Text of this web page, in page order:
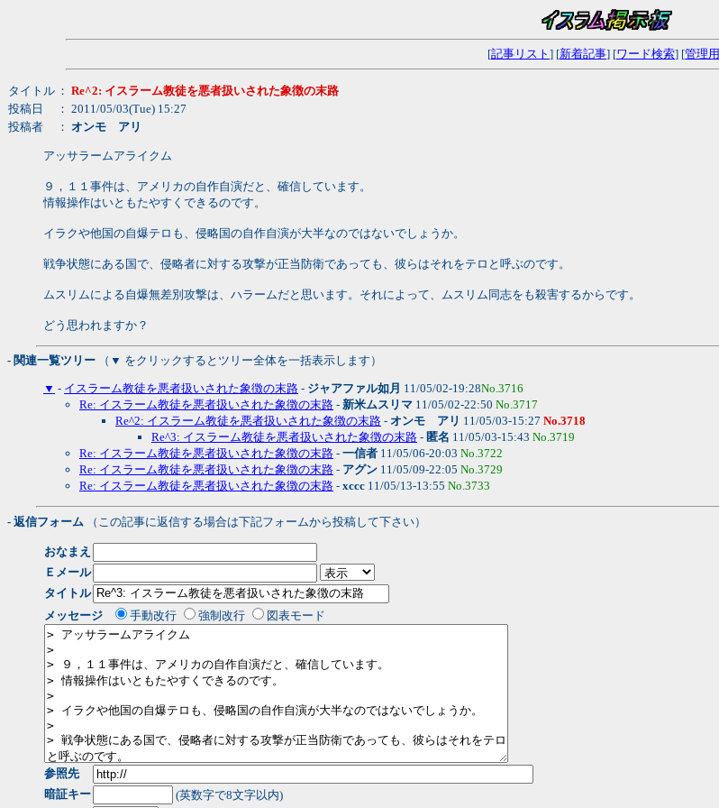
[記事リスト ] [新着記事] [ワード検索] [管理用
タイトル ： Re^2: イスラーム教徒を悪者扱いされた象徴の末路
投稿日
： 2011/05/03(Tue) 15:27
投稿者
： オンモ アリ
アッサラームアライクム
９，１１事件は、アメリカの自作自演だと、確信しています。
情報操作はいともたやすくできるのです。
イラクや他国の自爆テロも、侵略国の自作自演が大半なのではないでしょうか。
戦争状態にある国で、侵略者に対する攻撃が正当防衛であっても、彼らはそれをテロと呼ぶのです。
ムスリムによる自爆無差別攻撃は、ハラームだと思います。それによって、ムスリム同志をも殺害するからです。
どう思われますか？
- 関連一覧ツリー （▼ をクリックするとツリー全体を一括表示します）
▼ - イスラーム教徒を悪者扱いされた象徴の末路 - ジャアファル如月 11/05/02-19:28No.3716
Re: イスラーム教徒を悪者扱いされた象徴の末路 - 新米ムスリマ 11/05/02-22:50 No.3717
Re^2: イスラーム教徒を悪者扱いされた象徴の末路 - オンモ アリ 11/05/03-15:27 No.3718
Re^3: イスラーム教徒を悪者扱いされた象徴の末路 - 匿名 11/05/03-15:43 No.3719
Re: イスラーム教徒を悪者扱いされた象徴の末路 - 一信者 11/05/06-20:03 No.3722
Re: イスラーム教徒を悪者扱いされた象徴の末路 - アグン 11/05/09-22:05 No.3729
Re: イスラーム教徒を悪者扱いされた象徴の末路 - xccc 11/05/13-13:55 No.3733
- 返信フォーム （この記事に返信する場合は下記フォームから投稿して下さい）
おなまえ
Ｅメール
タイトル
メッセージ
手動改行 強制改行 図表モード
参照先
暗証キー
(英数字で8文字以内)